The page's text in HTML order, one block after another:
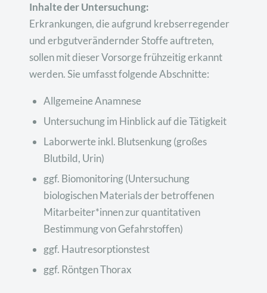
Inhalte der Untersuchung:
Erkrankungen, die aufgrund krebserregender
und erbgutverändernder Stoffe auftreten,
sollen mit dieser Vorsorge frühzeitig erkannt
werden. Sie umfasst folgende Abschnitte:
Allgemeine Anamnese
Untersuchung im Hinblick auf die Tätigkeit
Laborwerte inkl. Blutsenkung (großes
Blutbild, Urin)
ggf. Biomonitoring (Untersuchung
biologischen Materials der betroffenen
Mitarbeiter*innen zur quantitativen
Bestimmung von Gefahrstoffen)
ggf. Hautresorptionstest
ggf. Röntgen Thorax